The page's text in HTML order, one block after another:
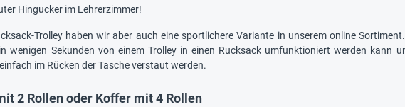
Hingucker im Lehrerzimmer!
Trolley haben wir aber auch eine sportlichere Variante in unserem online
wenigen Sekunden von einem Trolley in einen Rucksack umfunktioniert werden kann
im Rücken der Tasche verstaut werden.
2 Rollen oder Koffer mit 4 Rollen